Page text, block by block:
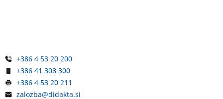
+386 4 53 20 200
+386 41 308 300
+386 4 53 20 211
zalozba@didakta.si